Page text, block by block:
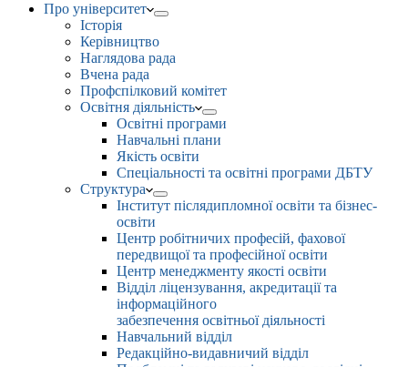
Про університет
Історія
Керівництво
Наглядова рада
Вчена рада
Профспілковий комітет
Освітня діяльність
Освітні програми
Навчальні плани
Якість освіти
Спеціальності та освітні програми ДБТУ
Структура
Інститут післядипломної освіти та бізнес-
освіти
Центр робітничих професій, фахової
передвищої та професійної освіти
Центр менеджменту якості освіти
Відділ ліцензування, акредитації та
інформаційного
забезпечення освітньої діяльності
Навчальний відділ
Редакційно-видавничий відділ